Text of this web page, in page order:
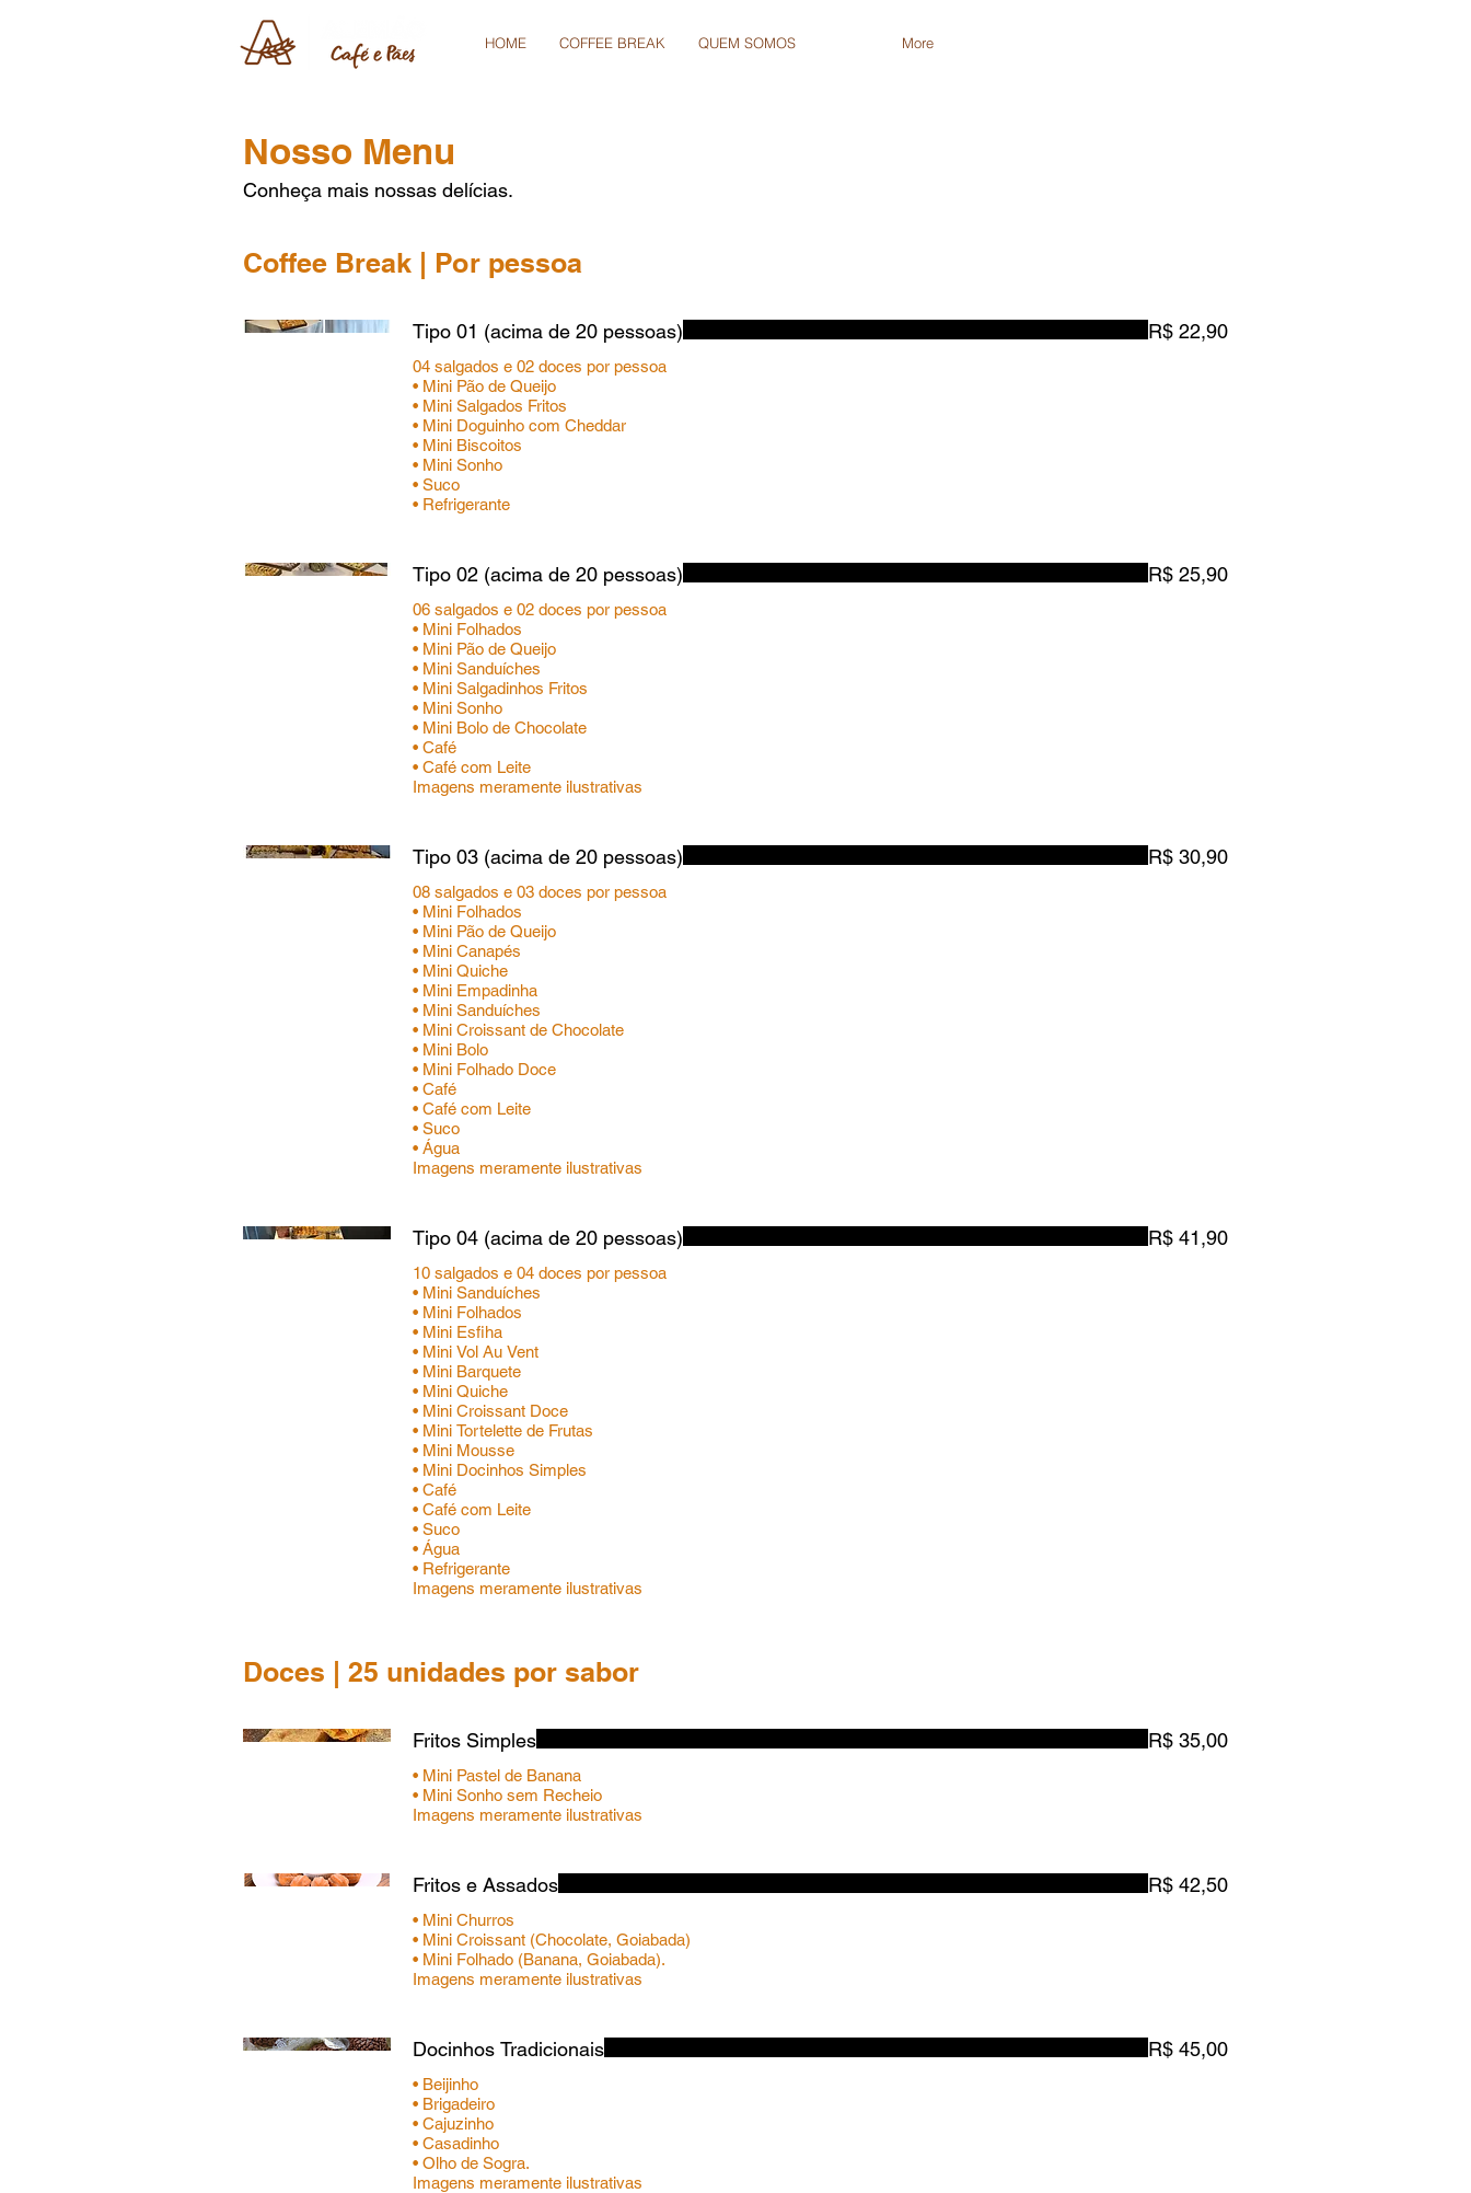
HOME COFFEE BREAK QUEM SOMOS More
Nosso Menu
Conheça mais nossas delícias.
Coffee Break | Por pessoa
Tipo 01 (acima de 20 pessoas)
04 salgados e 02 doces por pessoa
• Mini Pão de Queijo
• Mini Salgados Fritos
• Mini Doguinho com Cheddar
• Mini Biscoitos
• Mini Sonho
• Suco
• Refrigerante
R$ 22,90
Tipo 02 (acima de 20 pessoas)
06 salgados e 02 doces por pessoa
• Mini Folhados
• Mini Pão de Queijo
• Mini Sanduíches
• Mini Salgadinhos Fritos
• Mini Sonho
• Mini Bolo de Chocolate
• Café
• Café com Leite
Imagens meramente ilustrativas
R$ 25,90
Tipo 03 (acima de 20 pessoas)
08 salgados e 03 doces por pessoa
• Mini Folhados
• Mini Pão de Queijo
• Mini Canapés
• Mini Quiche
• Mini Empadinha
• Mini Sanduíches
• Mini Croissant de Chocolate
• Mini Bolo
• Mini Folhado Doce
• Café
• Café com Leite
• Suco
• Água
Imagens meramente ilustrativas
R$ 30,90
Tipo 04 (acima de 20 pessoas)
10 salgados e 04 doces por pessoa
• Mini Sanduíches
• Mini Folhados
• Mini Esfiha
• Mini Vol Au Vent
• Mini Barquete
• Mini Quiche
• Mini Croissant Doce
• Mini Tortelette de Frutas
• Mini Mousse
• Mini Docinhos Simples
• Café
• Café com Leite
• Suco
• Água
• Refrigerante
Imagens meramente ilustrativas
R$ 41,90
Doces | 25 unidades por sabor
Fritos Simples
• Mini Pastel de Banana
• Mini Sonho sem Recheio
R$ 35,00
Fritos e Assados
• Mini Churros
• Mini Croissant (Chocolate, Goiabada)
• Mini Folhado (Banana, Goiabada).
R$ 42,50
Docinhos Tradicionais
• Beijinho
• Brigadeiro
• Cajuzinho
• Casadinho
• Olho de Sogra.
Imagens meramente ilustrativas
R$ 45,00